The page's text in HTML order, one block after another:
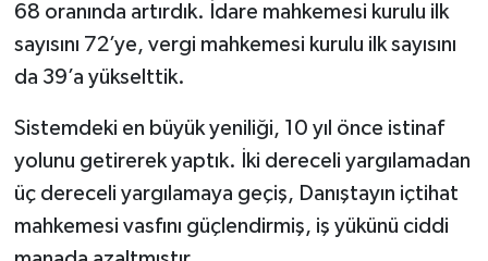
68 oranında artırdık. İdare mahkemesi kurulu ilk
sayısını 72’ye, vergi mahkemesi kurulu ilk sayısını
da 39’a yükselttik.
Sistemdeki en büyük yeniliği, 10 yıl önce istinaf
yolunu getirerek yaptık. İki dereceli yargılamadan
üç dereceli yargılamaya geçiş, Danıştayın içtihat
mahkemesi vasfını güçlendirmiş, iş yükünü ciddi